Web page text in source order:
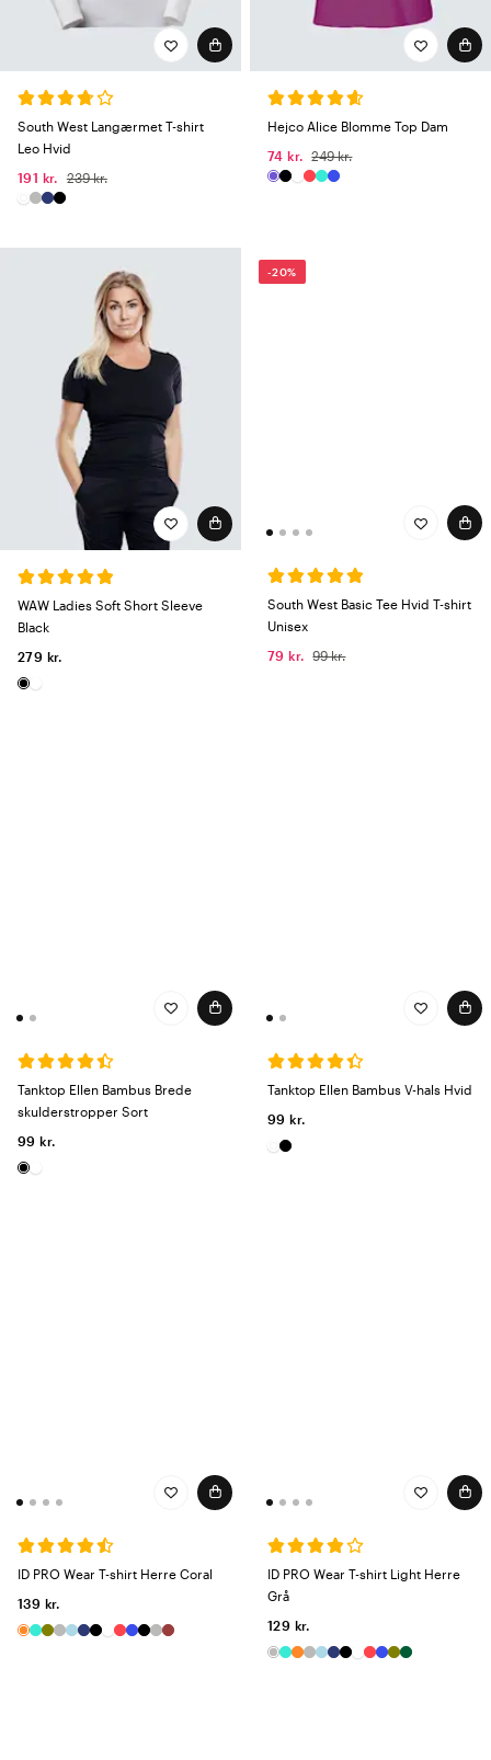
South West Langærmet T-shirt
Leo Hvid
191 kr.
239 kr.
Hejco Alice Blomme Top Dam
74 kr.
249 kr.
WAW Ladies Soft Short Sleeve
Black
279 kr.
-20%
South West Basic Tee Hvid T-shirt
Unisex
79 kr.
99 kr.
Tanktop Ellen Bambus Brede
skulderstropper Sort
99 kr.
Tanktop Ellen Bambus V-hals Hvid
99 kr.
ID PRO Wear T-shirt Herre Coral
139 kr.
ID PRO Wear T-shirt Light Herre
Grå
129 kr.